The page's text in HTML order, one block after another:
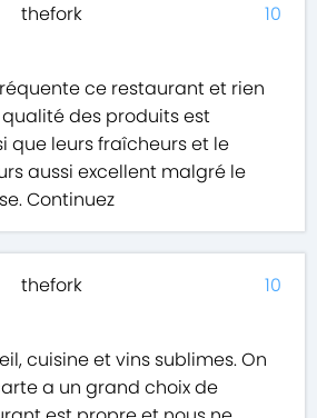
thefork
ce restaurant et rien
des produits est
que leurs fraîcheurs et le
aussi excellent malgré le
Continuez
10
thefork
cuisine et vins sublimes. On
a un grand choix de
10